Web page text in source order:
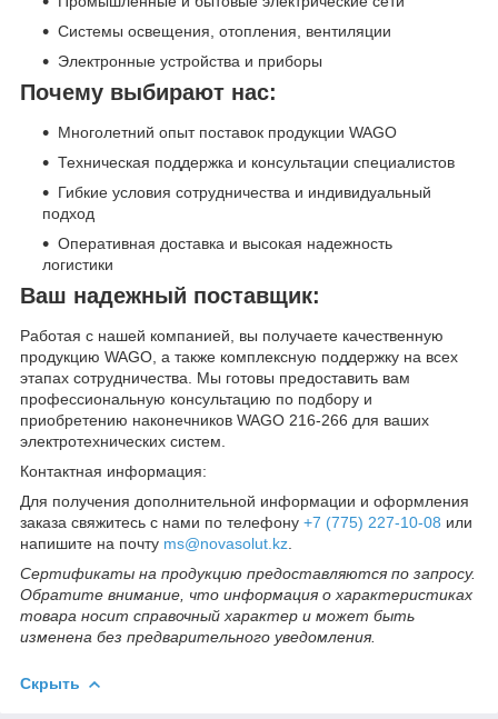
Системы освещения, отопления, вентиляции
Электронные устройства и приборы
Почему выбирают нас:
Многолетний опыт поставок продукции WAGO
Техническая поддержка и консультации специалистов
Гибкие условия сотрудничества и индивидуальный
подход
Оперативная доставка и высокая надежность
логистики
Ваш надежный поставщик:
Работая с нашей компанией, вы получаете качественную
продукцию WAGO, а также комплексную поддержку на всех
этапах сотрудничества. Мы готовы предоставить вам
профессиональную консультацию по подбору и
приобретению наконечников WAGO 216-266 для ваших
электротехнических систем.
Контактная информация:
Для получения дополнительной информации и оформления
заказа свяжитесь с нами по телефону +7 (775) 227-10-08 или
напишите на почту ms@novasolut.kz
Сертификаты на продукцию предоставляются по запросу.
Обратите внимание, что информация о характеристиках
товара носит справочный характер и может быть
изменена без предварительного уведомления.
Скрыть